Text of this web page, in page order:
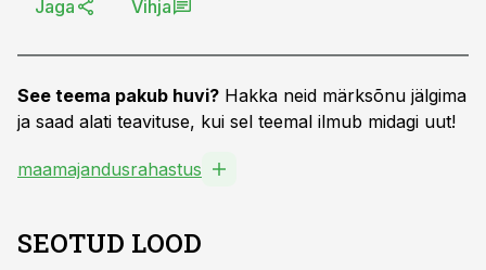
Jaga Vihja
See teema pakub huvi? Hakka neid märksõnu jälgima
ja saad alati teavituse, kui sel teemal ilmub midagi uut!
maamajandusrahastus
SEOTUD LOOD